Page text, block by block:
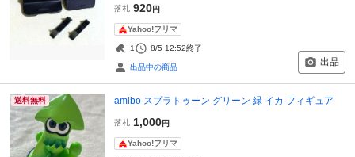
落札 920円
Yahoo!フリマ
1 8/5 12:52終了
出品中の商品 出品
送料無料 amibo スプラトゥーン グリーン 緑 イカ フィギュア
落札 1,000円
Yahoo!フリマ